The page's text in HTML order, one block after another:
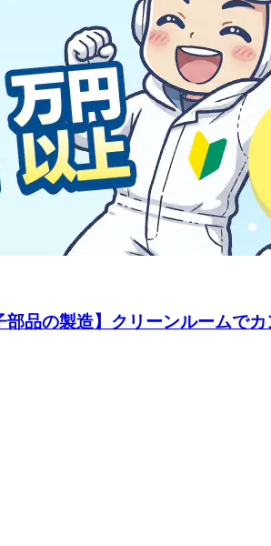
品の製造】クリーンルーム